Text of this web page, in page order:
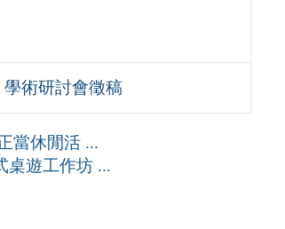
學術研討會徵稿
當休閒活 ...
桌遊工作坊 ...